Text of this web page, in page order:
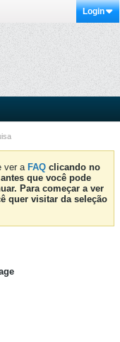
Login
ver a FAQ clicando no
antes que você pode
Para começar a ver
quer visitar da seleção